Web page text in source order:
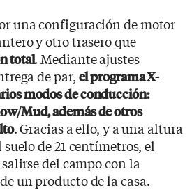
una configuración de motor
y otro trasero que
total. Mediante ajustes
de par, el programa X-
modos de conducción:
Mud, además de otros
. Gracias a ello, y a una altura
de 21 centímetros, el
del campo con la
un producto de la casa.